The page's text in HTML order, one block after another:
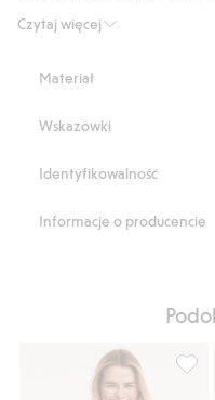
Czytaj więcej
produkt jest praktycznie
Zapięcie na haczyk i
Numer artykułu
Materiał
Wskazówki
Identyfikowalność
Informacje o producencie